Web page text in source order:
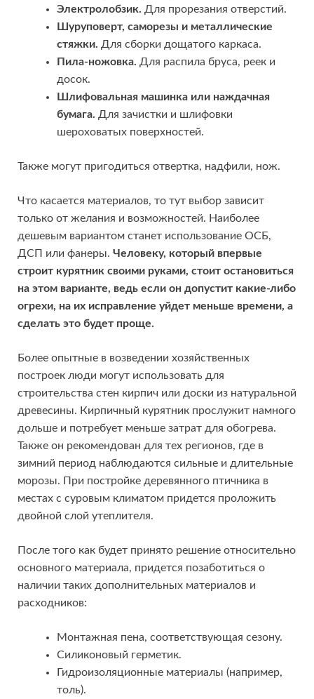
Электролобзик. Для прорезания отверстий.
Шуруповерт, саморезы и металлические
стяжки. Для сборки дощатого каркаса.
Пила-ножовка. Для распила бруса, реек и
досок.
Шлифовальная машинка или наждачная
бумага. Для зачистки и шлифовки
шероховатых поверхностей.
Также могут пригодиться отвертка, надфили, нож.
Что касается материалов, то тут выбор зависит
только от желания и возможностей. Наиболее
дешевым вариантом станет использование ОСБ,
ДСП или фанеры. Человеку, который впервые
строит курятник своими руками, стоит остановиться
на этом варианте, ведь если он допустит какие-либо
огрехи, на их исправление уйдет меньше времени, а
сделать это будет проще.
Более опытные в возведении хозяйственных
построек люди могут использовать для
строительства стен кирпич или доски из натуральной
древесины. Кирпичный курятник прослужит намного
дольше и потребует меньше затрат для обогрева.
Также он рекомендован для тех регионов, где в
зимний период наблюдаются сильные и длительные
морозы. При постройке деревянного птичника в
местах с суровым климатом придется проложить
двойной слой утеплителя.
После того как будет принято решение относительно
основного материала, придется позаботиться о
наличии таких дополнительных материалов и
расходников:
Монтажная пена, соответствующая сезону.
Силиконовый герметик.
Гидроизоляционные материалы (например,
толь).